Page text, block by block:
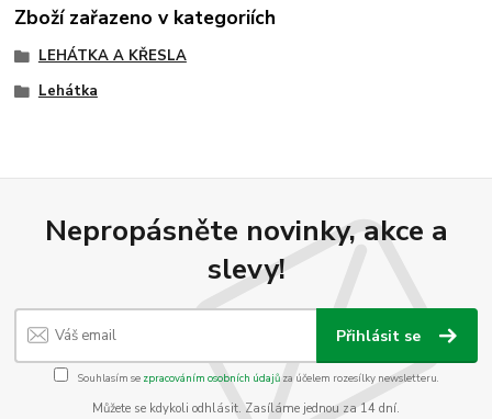
Zboží zařazeno v kategoriích
LEHÁTKA A KŘESLA
Lehátka
Nepropásněte novinky, akce a
slevy!
Přihlásit se
Souhlasím se zpracováním osobních údajůza účelem rozesílky newsletteru.
Můžete se kdykoli odhlásit. Zasíláme jednou za 14 dní.